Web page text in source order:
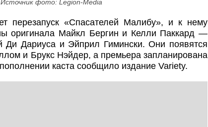
Источник фото: Legion-Media
перезапуск «Спасателей Малибу», и к нему
оригинала Майкл Бергин и Келли Паккард —
Ди Дариуса и Эйприл Гимински. Они появятся
и Брукс Нэйдер, а премьера запланирована
каста сообщило издание Variety.